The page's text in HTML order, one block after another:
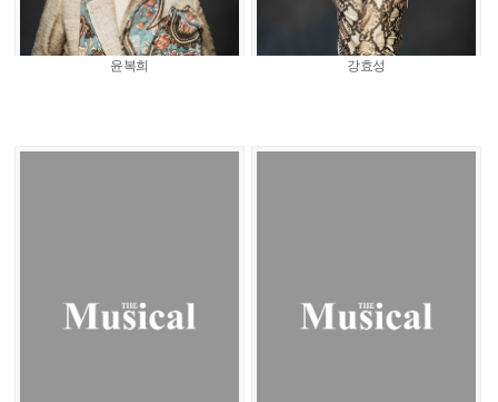
윤복희 강효성